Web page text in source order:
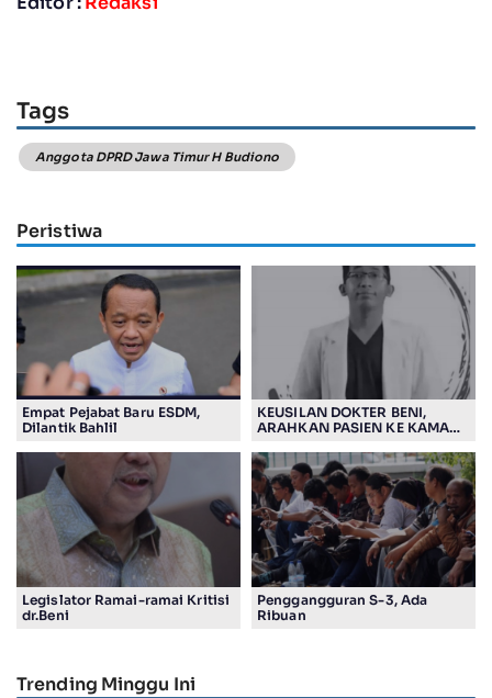
Tags
Anggota DPRD Jawa Timur H Budiono
Peristiwa
Empat Pejabat Baru ESDM,
Dilantik Bahlil
KEUSILAN DOKTER BENI,
ARAHKAN PASIEN KE KAMAR
Legislator Ramai-ramai Kritisi
dr.Beni
Penggangguran S-3, Ada
Ribuan
Trending Minggu Ini